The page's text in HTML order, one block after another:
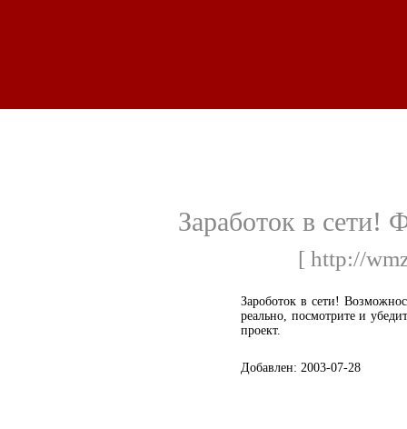
Заработок в
[ http://
Зароботок в сети!
реально, посмотрите и
проект.
Добавлен: 2003-07-28